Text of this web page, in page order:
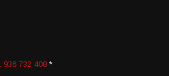
936 732 408 *